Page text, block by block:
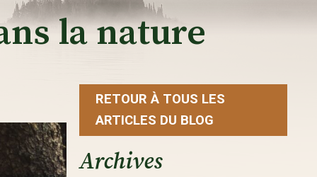
la nature
RETOUR À TOUS LES
ARTICLES DU BLOG
Archives